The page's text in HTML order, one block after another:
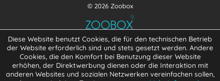
© 2026 Zoobox
Diese Website benutzt Cookies, die für den technischen Betrieb
der Website erforderlich sind und stets gesetzt werden. Andere
Cookies, die den Komfort bei Benutzung dieser Website
erhöhen, der Direktwerbung dienen oder die Interaktion mit
anderen Websites und sozialen Netzwerken vereinfachen sollen,